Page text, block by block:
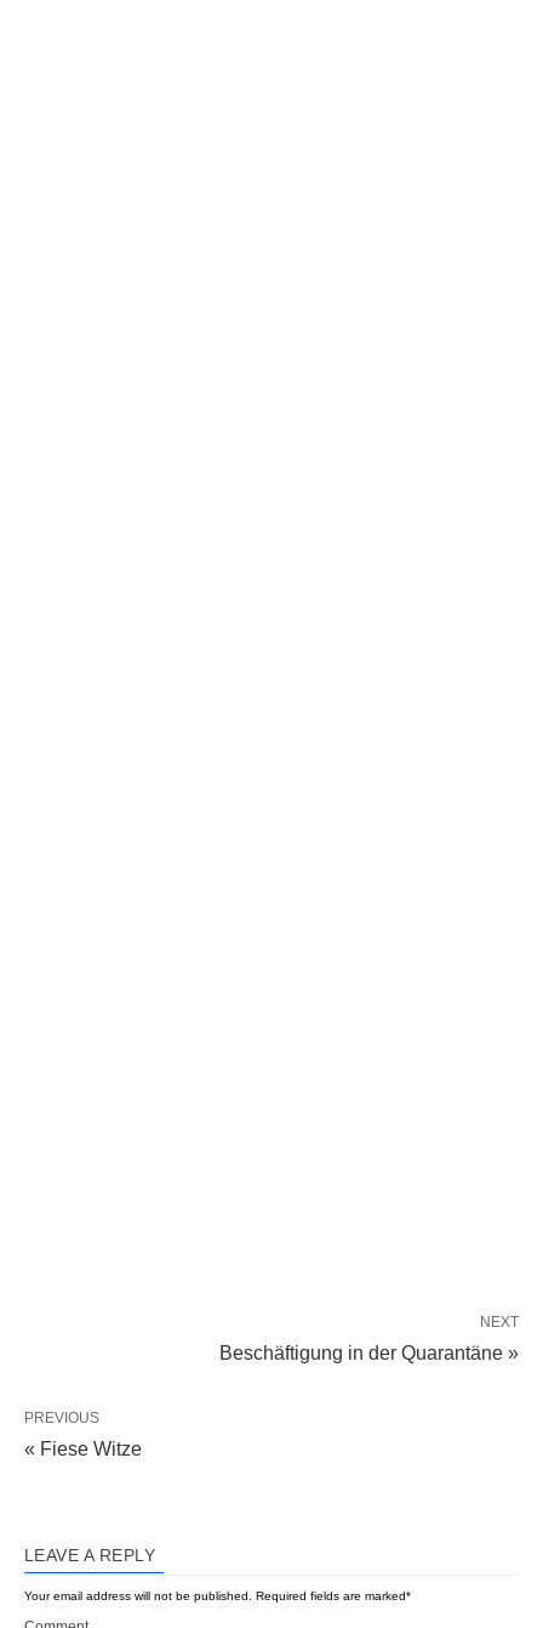
NEXT
Beschäftigung in der Quarantäne »
PREVIOUS
« Fiese Witze
LEAVE A REPLY
Your email address will not be published. Required fields are marked*